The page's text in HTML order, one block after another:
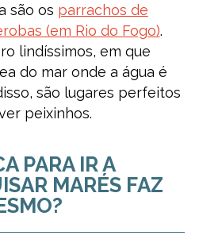
são os parrachos de
(em Rio do Fogo).
lindíssimos, em que
do mar onde a água é
são lugares perfeitos
peixinhos.
PARA IR A
MARÉS FAZ